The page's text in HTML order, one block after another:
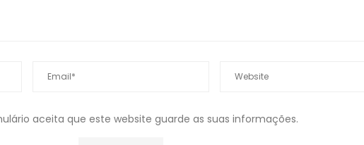
aceita que este website guarde as suas informações.